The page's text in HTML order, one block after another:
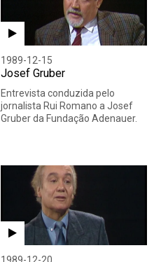
1989-12-15
Josef Gruber
Entrevista conduzida pelo
jornalista Rui Romano a Josef
Gruber da Fundação Adenauer.